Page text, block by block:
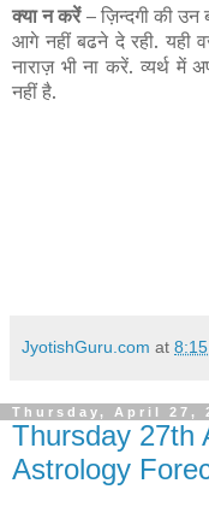
क्या न करें –ज़िन्दगी की
आगे नहीं बढने दे रही. यही
नाराज़ भी ना करें. व्यर्थ में
नहीं है.
JyotishGuru.com at
Thursday, April 27,
Thursday 27th
Astrology